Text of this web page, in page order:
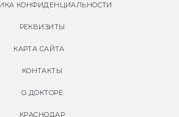
КОНФИДЕНЦИАЛЬНОСТИ
РЕКВИЗИТЫ
КАРТА САЙТА
КОНТАКТЫ
О ДОКТОРЕ
КРАСНОДАР